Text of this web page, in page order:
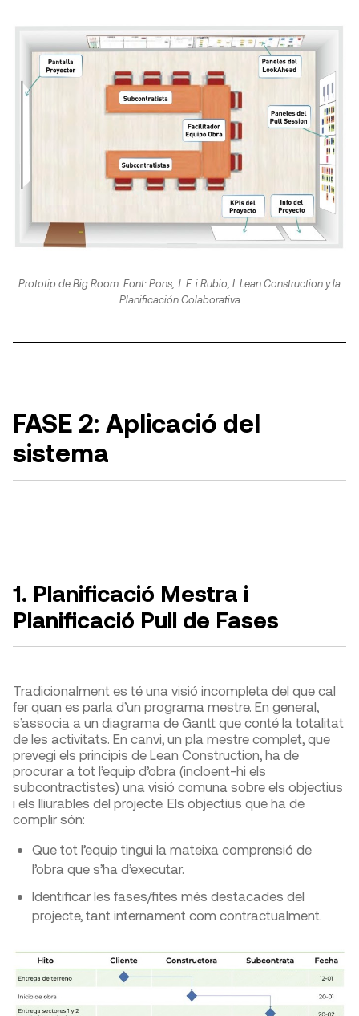
Prototip de Big Room. Font: Pons, J. F. i Rubio, I. Lean Construction y la
Planificación Colaborativa
FASE 2: Aplicació del
sistema
1. Planificació Mestra i
Planificació Pull de Fases
Tradicionalment es té una visió incompleta del que cal
fer quan es parla d’un programa mestre. En general,
s’associa a un diagrama de Gantt que conté la totalitat
de les activitats. En canvi, un pla mestre complet, que
prevegi els principis de Lean Construction, ha de
procurar a tot l’equip d’obra (incloent-hi els
subcontractistes) una visió comuna sobre els objectius
i els lliurables del projecte. Els objectius que ha de
complir són:
Que tot l’equip tingui la mateixa comprensió de
l’obra que s’ha d’executar.
Identificar les fases/fites més destacades del
projecte, tant internament com contractualment.